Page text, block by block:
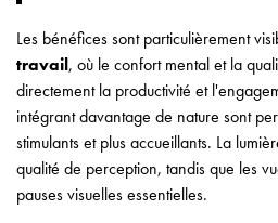
Les bénéfices sont particulièrement
travail, où le confort mental et la
directement la productivité et
intégrant davantage de nature sont
stimulants et plus accueillants. La
qualité de perception, tandis que les
pauses visuelles essentielles.